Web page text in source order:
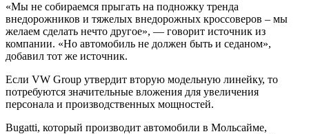
«Мы не собираемся прыгать на подножку тренда
внедорожников и тяжелых внедорожных кроссоверов – мы
желаем сделать нечто другое», — говорит источник из
компании. «Но автомобиль не должен быть и седаном»,
добавил тот же источник.
Если VW Group утвердит вторую модельную линейку, то
потребуются значительные вложения для увеличения
персонала и производственных мощностей.
Bugatti, который производит автомобили в Мольсайме,